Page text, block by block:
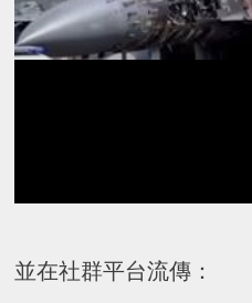
並在社群平台流傳：